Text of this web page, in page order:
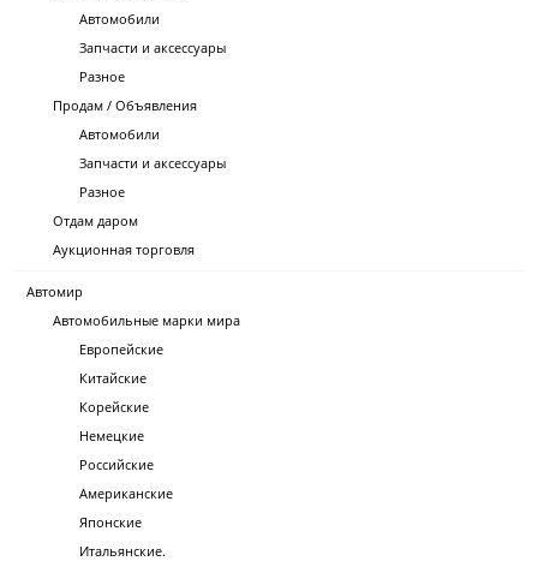
Автомобили
Запчасти и аксессуары
Разное
Продам / Объявления
Автомобили
Запчасти и аксессуары
Разное
Отдам даром
Аукционная торговля
Автомир
Автомобильные марки мира
Европейские
Китайские
Корейские
Немецкие
Российские
Американские
Японские
Итальянские.